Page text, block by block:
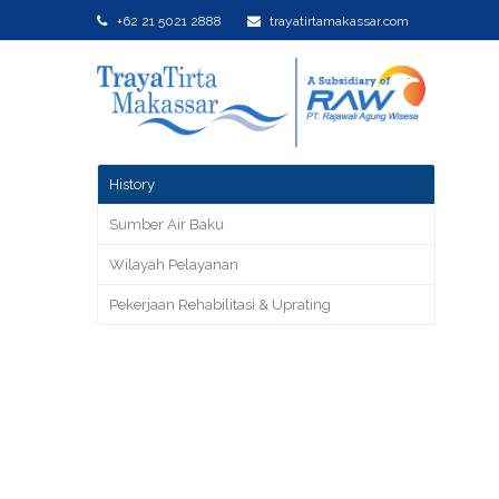
+62 21 5021 2888 trayatirtamakassar.com
History
Sumber Air Baku
Wilayah Pelayanan
Pekerjaan Rehabilitasi & Uprating